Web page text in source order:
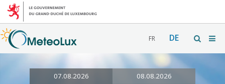
FR DE
07.08.2026 08.08.2026